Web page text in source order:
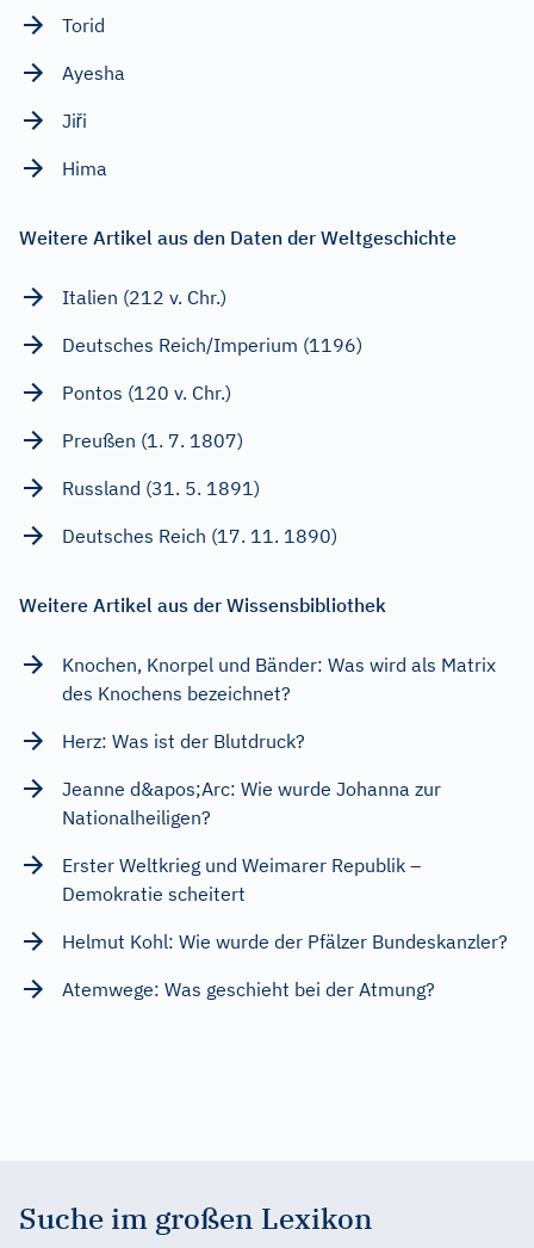
Torid
Ayesha
Jiři
Hima
Weitere Artikel aus den Daten der Weltgeschichte
Italien (212 v. Chr.)
Deutsches Reich/Imperium (1196)
Pontos (120 v. Chr.)
Preußen (1. 7. 1807)
Russland (31. 5. 1891)
Deutsches Reich (17. 11. 1890)
Weitere Artikel aus der Wissensbibliothek
Knochen, Knorpel und Bänder: Was wird als Matrix
des Knochens bezeichnet?
Herz: Was ist der Blutdruck?
Jeanne d&apos;Arc: Wie wurde Johanna zur
Nationalheiligen?
Erster Weltkrieg und Weimarer Republik –
Demokratie scheitert
Helmut Kohl: Wie wurde der Pfälzer Bundeskanzler?
Atemwege: Was geschieht bei der Atmung?
Suche im großen Lexikon